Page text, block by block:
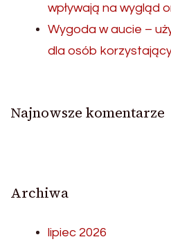
wpływają na wygląd
Wygoda w aucie –
dla osób
Najnowsze komentarze
Archiwa
lipiec 2026